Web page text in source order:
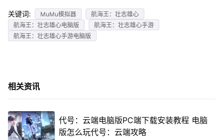
关键词: MuMu模拟器
航海王：壮志雄心
航海王：壮志雄心电脑版
航海王：壮志雄心手游
航海王：壮志雄心手游电脑版
相关资讯
代号：云端电脑版PC端下载安装教程 电脑
版怎么玩代号：云端攻略